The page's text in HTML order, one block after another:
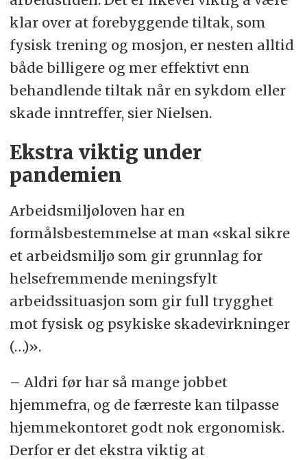
klar over at forebyggende tiltak, som
fysisk trening og mosjon, er nesten alltid
både billigere og mer effektivt enn
behandlende tiltak når en sykdom eller
skade inntreffer, sier Nielsen.
Ekstra viktig under
pandemien
Arbeidsmiljøloven har en
formålsbestemmelse at man «skal sikre
et arbeidsmiljø som gir grunnlag for
helsefremmende meningsfylt
arbeidssituasjon som gir full trygghet
mot fysisk og psykiske skadevirkninger
(…)».
– Aldri før har så mange jobbet
hjemmefra, og de færreste kan tilpasse
hjemmekontoret godt nok ergonomisk.
Derfor er det ekstra viktig at